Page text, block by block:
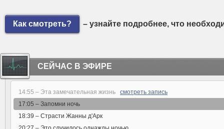
Как смотреть? – узнайте подробнее, что
СЕЙЧАС В ЭФИРЕ
14:55 – Эта замечательная жизнь смотреть запись
17:05 – Запомни ночь
18:39 – Страсти Жанны д'Арк